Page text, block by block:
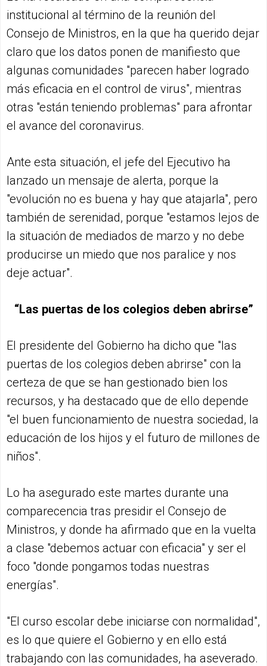
institucional al término de la reunión del
Consejo de Ministros, en la que ha querido dejar
claro que los datos ponen de manifiesto que
algunas comunidades "parecen haber logrado
más eficacia en el control de virus", mientras
otras "están teniendo problemas" para afrontar
el avance del coronavirus.
Ante esta situación, el jefe del Ejecutivo ha
lanzado un mensaje de alerta, porque la
"evolución no es buena y hay que atajarla", pero
también de serenidad, porque "estamos lejos de
la situación de mediados de marzo y no debe
producirse un miedo que nos paralice y nos
deje actuar".
“Las puertas de los colegios deben abrirse”
El presidente del Gobierno ha dicho que "las
puertas de los colegios deben abrirse" con la
certeza de que se han gestionado bien los
recursos, y ha destacado que de ello depende
"el buen funcionamiento de nuestra sociedad, la
educación de los hijos y el futuro de millones de
niños".
Lo ha asegurado este martes durante una
comparecencia tras presidir el Consejo de
Ministros, y donde ha afirmado que en la vuelta
a clase "debemos actuar con eficacia" y ser el
foco "donde pongamos todas nuestras
energías".
"El curso escolar debe iniciarse con normalidad",
es lo que quiere el Gobierno y en ello está
trabajando con las comunidades, ha aseverado.